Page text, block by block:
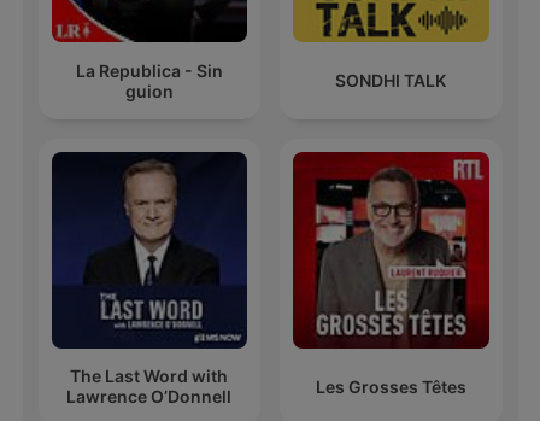
La Republica - Sin
guion
SONDHI TALK
The Last Word with
Lawrence O’Donnell
Les Grosses Têtes